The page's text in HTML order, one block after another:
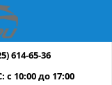
614-65-36
с 10:00 до 17:00